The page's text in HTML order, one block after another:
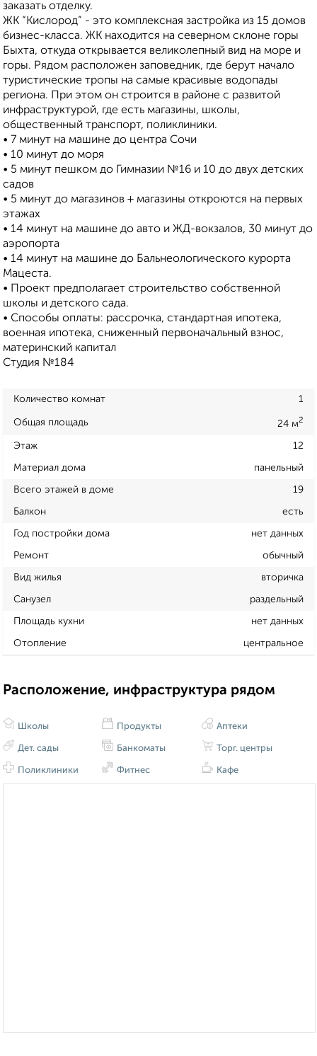
заказать отделку.
ЖК “Кислород” - это комплексная застройка из 15 домов
бизнес-класса. ЖК находится на северном склоне горы
Быхта, откуда открывается великолепный вид на море и
горы. Рядом расположен заповедник, где берут начало
туристические тропы на самые красивые водопады
региона. При этом он строится в районе с развитой
инфраструктурой, где есть магазины, школы,
общественный транспорт, поликлиники.
• 7 минут на машине до центра Сочи
• 10 минут до моря
• 5 минут пешком до Гимназии №16 и 10 до двух детских
садов
• 5 минут до магазинов + магазины откроются на первых
этажах
• 14 минут на машине до авто и ЖД-вокзалов, 30 минут до
аэропорта
• 14 минут на машине до Бальнеологического курорта
Мацеста.
• Проект предполагает строительство собственной
школы и детского сада.
• Способы оплаты: рассрочка, стандартная ипотека,
военная ипотека, сниженный первоначальный взнос,
материнский капитал
Студия №184
Количество комнат 1
Общая площадь 24 м2
Этаж 12
Материал дома панельный
Всего этажей в доме 19
Балкон есть
Год постройки дома нет данных
Ремонт обычный
Вид жилья вторичка
Санузел раздельный
Площадь кухни нет данных
Отопление центральное
Расположение, инфраструктура рядом
Школы
Дет. сады
Поликлиники
Продукты
Банкоматы
Фитнес
Аптеки
Торг. центры
Кафе